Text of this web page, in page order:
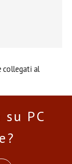
collegati al
PC